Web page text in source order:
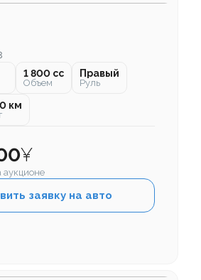
1 800 cc
Объем
Правый
Руль
км
¥
аукционе
заявку на авто